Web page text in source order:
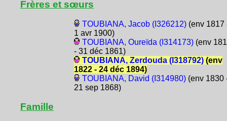
Frères et sœurs
TOUBIANA, Jacob (I326212)(env 1817
1 avr 1900)
TOUBIANA, Oureïda (I314173)(env
- 31 déc 1861)
TOUBIANA, Zerdouda (I318792)(env
1822 - 24 déc 1894)
TOUBIANA, David (I314980)(env 1830
21 sep 1868)
Famille